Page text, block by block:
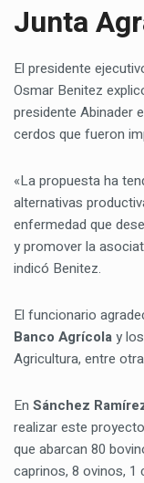
Junta
El presidente
Osmar Benitez
presidente Abinader
cerdos que fueron
«La propuesta ha
alternativas
enfermedad que
y promover la
indicó Benitez.
El funcionario
Banco Agrícolay
Agricultura, entre
En Sánchez
realizar este
que abarcan 80
caprinos, 8 ovinos, 1